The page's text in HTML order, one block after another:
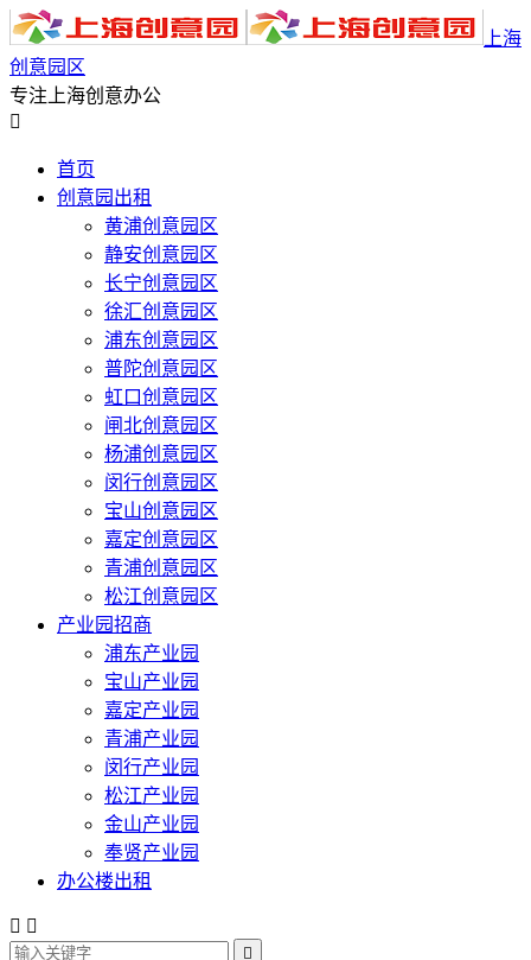
上海
创意园区
专注上海创意办公

首页
创意园出租
黄浦创意园区
静安创意园区
长宁创意园区
徐汇创意园区
浦东创意园区
普陀创意园区
虹口创意园区
闸北创意园区
杨浦创意园区
闵行创意园区
宝山创意园区
嘉定创意园区
青浦创意园区
松江创意园区
产业园招商
浦东产业园
宝山产业园
嘉定产业园
青浦产业园
闵行产业园
松江产业园
金山产业园
奉贤产业园
办公楼出租
 
